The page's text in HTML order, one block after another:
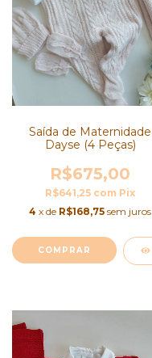
Saída de Maternidade
Dayse (4 Peças)
R$675,00
R$641,25 com Pix
4 x de R$168,75 sem juros
COMPRAR